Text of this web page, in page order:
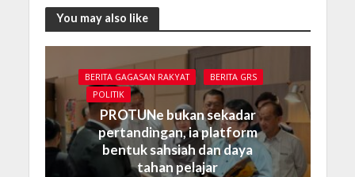
You may also like
BERITA GAGASAN RAKYAT
BERITA GRS
POLITIK
PROTUNe bukan sekadar
pertandingan, ia platform
bentuk sahsiah dan daya
tahan pelajar